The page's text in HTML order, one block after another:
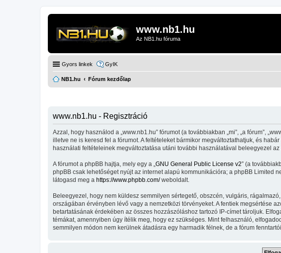
www.nb1.hu
Az NB1.hu fóruma
Gyors linkek GyIK
NB1.hu Fórum kezdőlap
www.nb1.hu - Regisztráció
Azzal, hogy használod a „www.nb1.hu” fórumot (a továbbiakban „mi”, „a fórum”,
illetve ne is keresd fel a fórumot. A feltételeket bármikor megváltoztathatjuk, és
használati feltételeinek megváltoztatása utáni további használatával beleegyezel
A fórumot a phpBB hajtja, mely egy a „GNU General Public License v2” (a
phpBB csak lehetőséget nyújt az internet alapú kommunikációra; a phpBB Limited
látogasd meg a https://www.phpbb.com/weboldalt.
Beleegyezel, hogy nem küldesz semmilyen sértegető, obszcén, vulgáris,
országában érvényben lévő vagy a nemzetközi törvényeket. A fentiek megsértése
betartatásának érdekében az összes hozzászóláshoz tartozó IP-címet tároljuk.
témákat, amennyiben úgy ítélik meg, hogy ez szükséges. Mint felhasználó,
semmilyen módon nem kerülnek átadásra egy harmadik félnek, de a fórum